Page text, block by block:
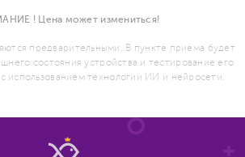
! Цена может измениться!
предварительными. В пункте приема будет
состояния устройства и тестирование его
использованием технологии ИИ и нейросети.